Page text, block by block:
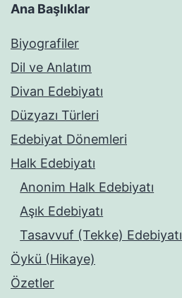
Ana Başlıklar
Biyografiler
Dil ve Anlatım
Divan Edebiyatı
Düzyazı Türleri
Edebiyat Dönemleri
Halk Edebiyatı
Anonim Halk Edebiyatı
Aşık Edebiyatı
Tasavvuf (Tekke) Edebiyatı
Öykü (Hikaye)
Özetler